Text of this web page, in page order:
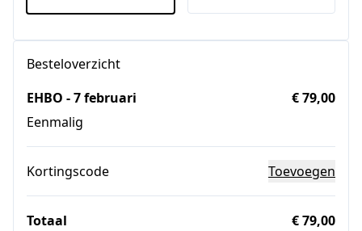
Besteloverzicht
EHBO - 7 februari
Eenmalig
€ 79,00
Kortingscode Toevoegen
Totaal
€ 79,00